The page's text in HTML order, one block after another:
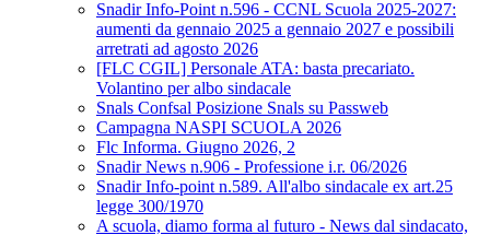
Snadir Info-Point n.596 - CCNL Scuola 2025-2027:
aumenti da gennaio 2025 a gennaio 2027 e possibili
arretrati ad agosto 2026
[FLC CGIL] Personale ATA: basta precariato.
Volantino per albo sindacale
Snals Confsal Posizione Snals su Passweb
Campagna NASPI SCUOLA 2026
Flc Informa. Giugno 2026, 2
Snadir News n.906 - Professione i.r. 06/2026
Snadir Info-point n.589. All'albo sindacale ex art.25
legge 300/1970
A scuola, diamo forma al futuro - News dal sindacato,